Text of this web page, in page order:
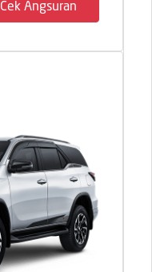
Cek Angsuran